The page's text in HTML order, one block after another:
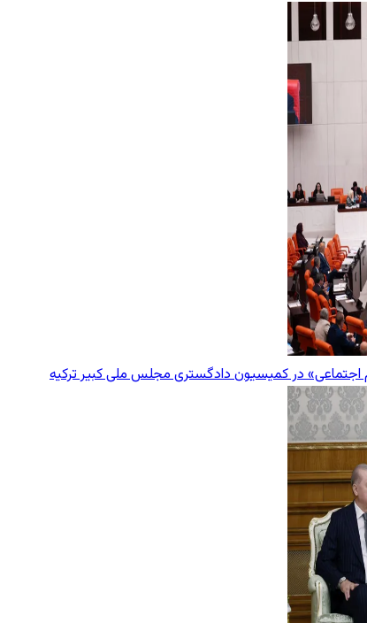
در کمیسیون دادگستری مجلس ملی کبیر ترکیه